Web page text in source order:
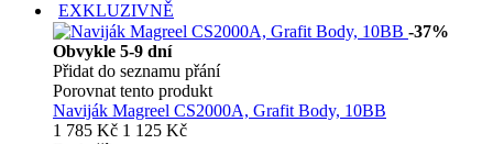
EXKLUZIVNĚ
-37%
Obvykle 5-9 dní
Přidat do seznamu přání
Porovnat tento produkt
Naviják Magreel CS2000A, Grafit Body, 10BB
1 785 Kč 1 125 Kč